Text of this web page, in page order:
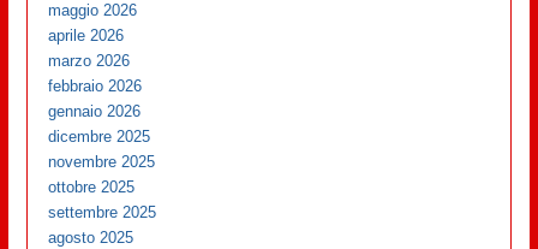
maggio 2026
aprile 2026
marzo 2026
febbraio 2026
gennaio 2026
dicembre 2025
novembre 2025
ottobre 2025
settembre 2025
agosto 2025